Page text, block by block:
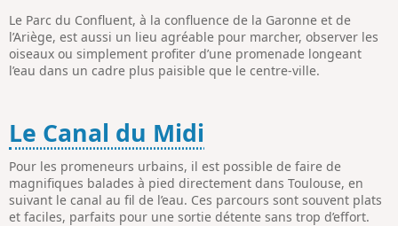
Le Parc du Confluent, à la confluence de la Garonne et de
l’Ariège, est aussi un lieu agréable pour marcher, observer les
oiseaux ou simplement profiter d’une promenade longeant
l’eau dans un cadre plus paisible que le centre-ville.
Le Canal du Midi
Pour les promeneurs urbains, il est possible de faire de
magnifiques balades à pied directement dans Toulouse, en
suivant le canal au fil de l’eau. Ces parcours sont souvent plats
et faciles, parfaits pour une sortie détente sans trop d’effort.